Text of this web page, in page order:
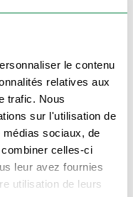
le contenu
relatives aux
trafic. Nous
sur l'utilisation de
sociaux, de
celles-ci
leur avez fournies
utilisation de leurs
de vis ou de
de la